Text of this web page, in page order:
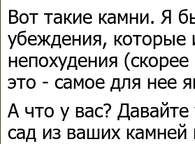
Вот такие камни. Я
убеждения, которые
непохудения
это - самое для нее
А что у вас?
сад из ваших камней